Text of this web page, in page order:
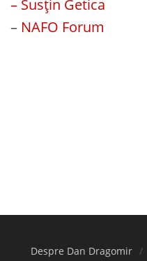
– Susțin Getica
– NAFO Forum
Despre Dan Dragomir